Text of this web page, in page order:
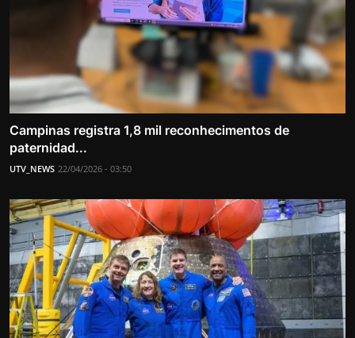
Campinas registra 1,8 mil reconhecimentos de
paternidad...
UTV_NEWS 22/04/2026 - 03:50